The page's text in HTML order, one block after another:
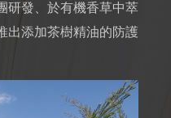
研發、於有機香草中萃
出添加茶樹精油的防護